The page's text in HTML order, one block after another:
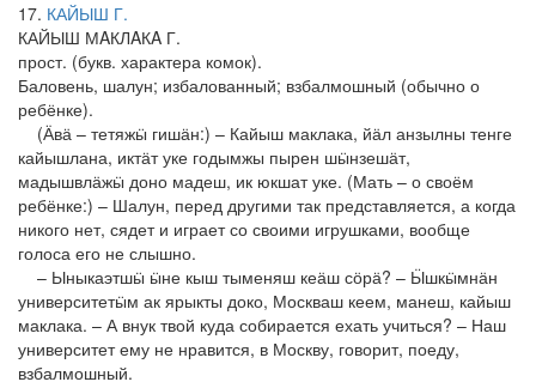
17 КАЙЫШ Г.
КАЙЫШ МAКЛAКA Г.
прост. (букв. характера комок).
Баловень, шалун; избалованный; взбалмошный (обычно о
ребёнке).
(Ӓвӓ – тетяжӹ гишӓн:) – Кайыш маклака, йӓл анзылны тенге
кайышлана, иктӓт уке годымжы пырен шӹнзешӓт,
мадышвлӓжӹ доно мадеш, ик юкшат уке. (Мать – о своём
ребёнке:) – Шалун, перед другими так представляется, а когда
никого нет, сядет и играет со своими игрушками, вообще
голоса его не слышно.
– Ыныкаэтшӹ ӹне кыш тыменяш кеӓш сӧрӓ? – Ӹшкӹмнӓн
университетӹм ак ярыкты доко, Москваш кеем, манеш, кайыш
маклака. – А внук твой куда собирается ехать учиться? – Наш
университет ему не нравится, в Москву, говорит, поеду,
взбалмошный.